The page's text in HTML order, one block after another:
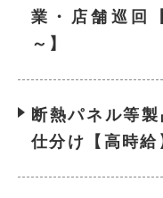
業・店舗巡回
～】
断熱パネル等
仕分け【高時給